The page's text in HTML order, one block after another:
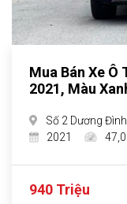
Mua Bán Xe
2021, Màu
Số 2 Dương
2021
940 Triệu